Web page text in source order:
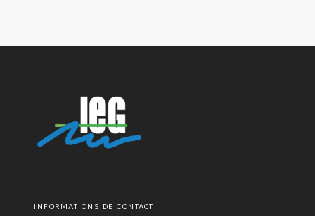
INFORMATIONS DE CONTACT